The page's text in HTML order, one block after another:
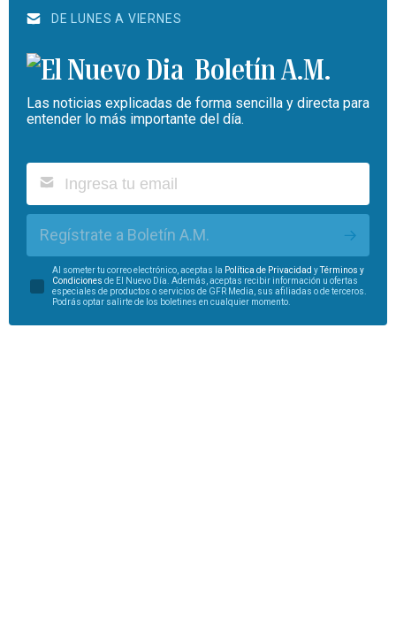
DE LUNES A VIERNES
Boletín A.M.
Las noticias explicadas de forma sencilla y directa para
entender lo más importante del día.
Regístrate a Boletín A.M.
Al someter tu correo electrónico, aceptas la Política de Privacidad yTérminos y
Condiciones de El Nuevo Día. Además, aceptas recibir información u ofertas
especiales de productos o servicios de GFR Media, sus afiliadas o de terceros.
Podrás optar salirte de los boletines en cualquier momento.